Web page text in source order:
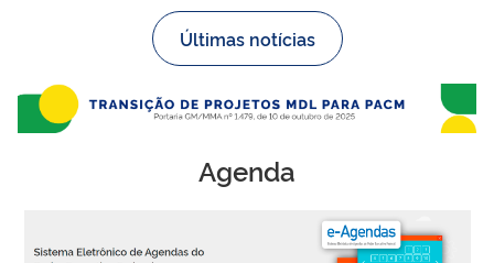
Últimas notícias
Agenda